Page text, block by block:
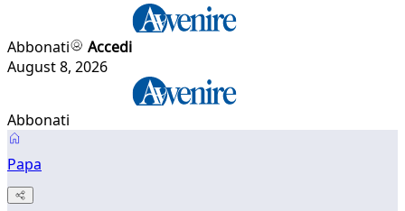
Abbonati
Accedi
August 8, 2026
Abbonati
Papa